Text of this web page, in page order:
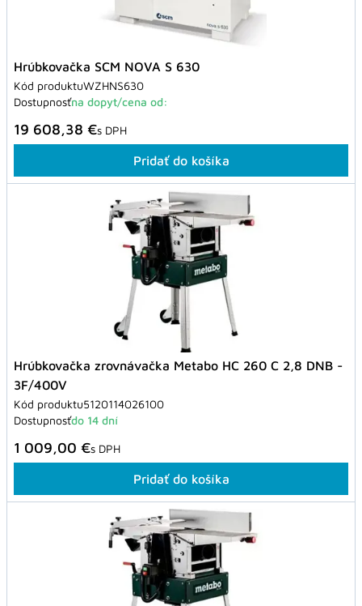
Hrúbkovačka SCM NOVA S 630
Kód produktuWZHNS630
Dostupnosťna dopyt/cena od:
19 608,38 €s DPH
Pridať do košíka
Hrúbkovačka zrovnávačka Metabo HC 260 C 2,8 DNB -
3F/400V
Kód produktu5120114026100
Dostupnosťdo 14 dní
1 009,00 €s DPH
Pridať do košíka